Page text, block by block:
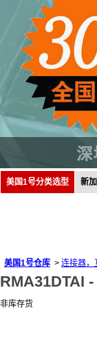
美国1号分类选型 新
美国1号仓库 > 连接器，
RMA31DTAI -
非库存货